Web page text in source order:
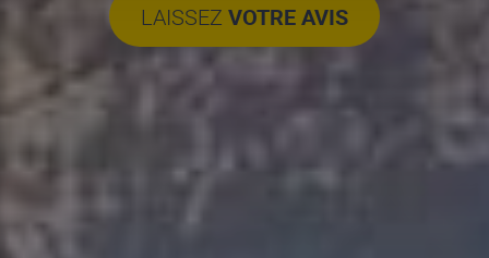
LAISSEZ VOTRE AVIS